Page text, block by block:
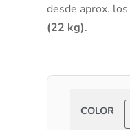
desde aprox. los
(22 kg).
COLOR